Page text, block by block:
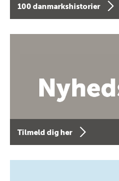
100 danmarkshistorier
Tilmeld dig her